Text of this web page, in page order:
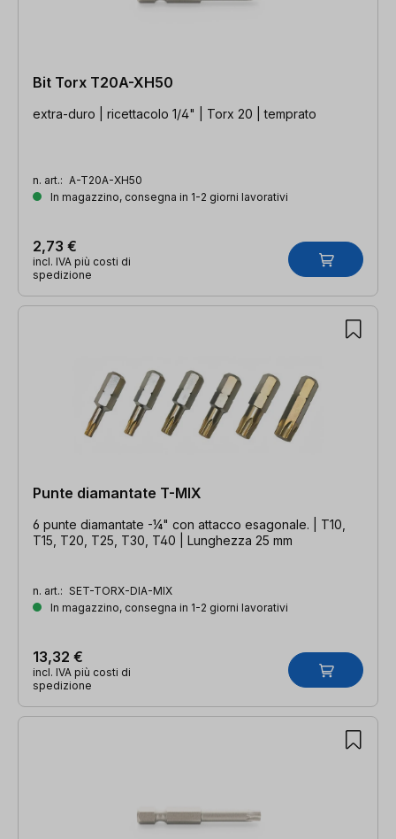
Bit Torx T20A-XH50
extra-duro | ricettacolo 1/4" | Torx 20 | temprato
n. art.: A-T20A-XH50
In magazzino, consegna in 1-2 giorni lavorativi
2,73 €
incl. IVA più costi di
spedizione
Punte diamantate T-MIX
6 punte diamantate -¼" con attacco esagonale. | T10,
T15, T20, T25, T30, T40 | Lunghezza 25 mm
n. art.: SET-TORX-DIA-MIX
In magazzino, consegna in 1-2 giorni lavorativi
13,32 €
incl. IVA più costi di
spedizione